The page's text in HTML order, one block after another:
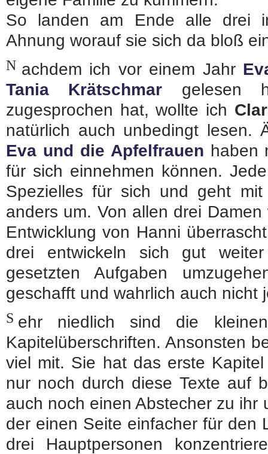
So landen am Ende alle drei
Ahnung worauf sie sich da bloß
N achdem ich vor einem Jahr
Tania Krätschmar gelesen
zugesprochen hat, wollte ich
natürlich auch unbedingt lesen.
Eva und die Apfelfrauen haben
für sich einnehmen können.
Spezielles für sich und geht
anders um. Von allen drei
Entwicklung von Hanni
drei entwickeln sich gut
gesetzten Aufgaben
geschafft und wahrlich auch nicht
S ehr niedlich sind die
Kapitelüberschriften. Ansonsten
viel mit. Sie hat das erste
nur noch durch diese Texte auf
auch noch einen Abstecher zu ihr
der einen Seite einfacher für den
drei Hauptpersonen